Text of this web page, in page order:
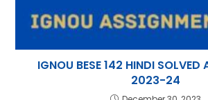
IGNOU BESE 142 HINDI SOLVED
2023-24